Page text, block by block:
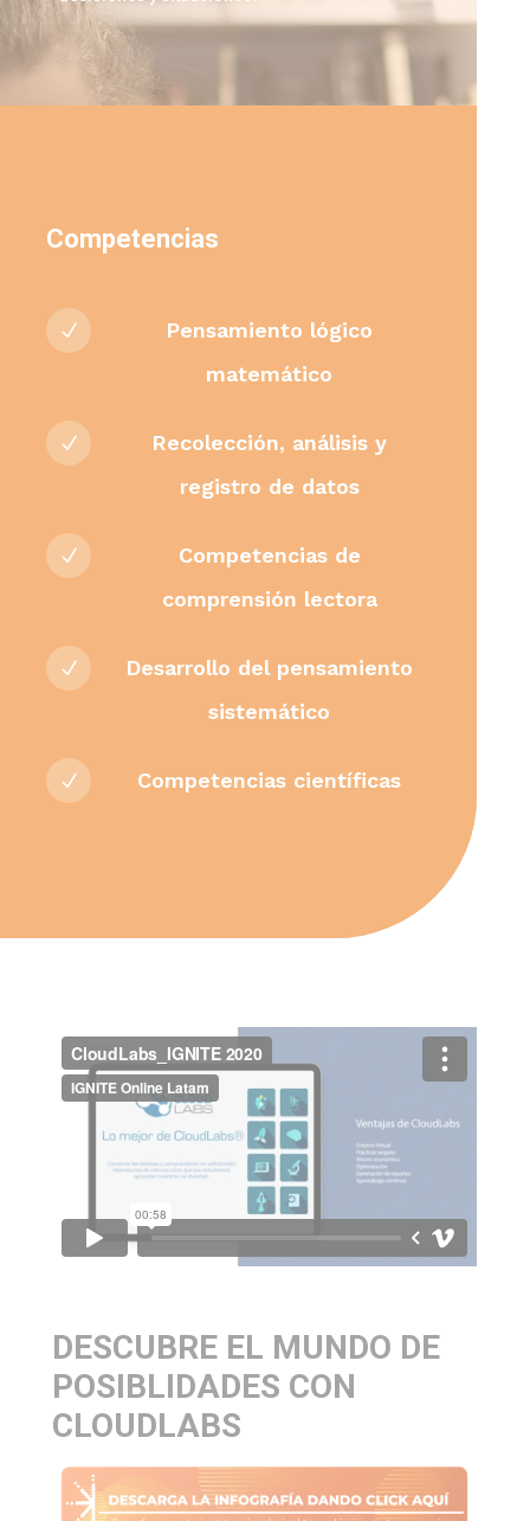
Competencias
N
Pensamiento lógico
matemático
N
Recolección, análisis y
registro de datos
N
Competencias de
comprensión lectora
N
Desarrollo del pensamiento
sistemático
N Competencias científicas
DESCUBRE EL MUNDO DE
POSIBLIDADES CON
CLOUDLABS